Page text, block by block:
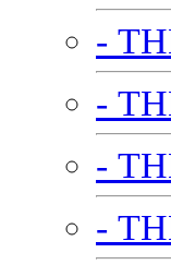
-
-
-
-